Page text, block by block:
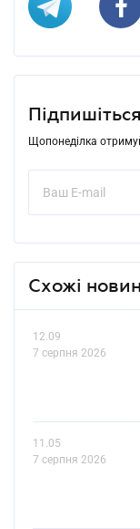
Щопонеділка
Схожі
12.09
7 серпня 2026
11.05
7 серпня 2026